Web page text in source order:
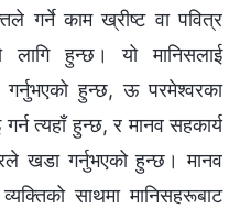
गर्ने काम ख्रीष्ट वा पवित्र
लागि हुन्छ। यो मानिसलाई
हुन्छ, ऊ परमेश्‍वरका
त्यहाँ हुन्छ, र मानव सहकार्य
खडा गर्नुभएको हुन्छ। मानव
साथमा मानिसहरूबाट